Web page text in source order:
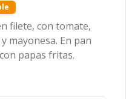
$2.600
filete, con tomate,
mayonesa. En pan
papas fritas.